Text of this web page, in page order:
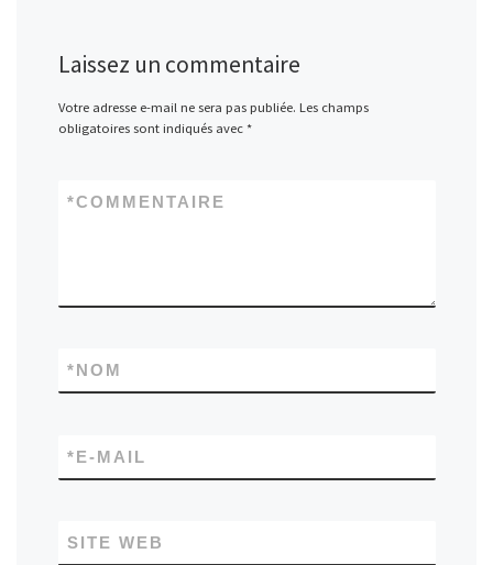
Laissez un commentaire
Votre adresse e-mail ne sera pas publiée. Les champs
obligatoires sont indiqués avec *
COMMENTAIRE
*
NOM
*
E-MAIL
*
SITE WEB